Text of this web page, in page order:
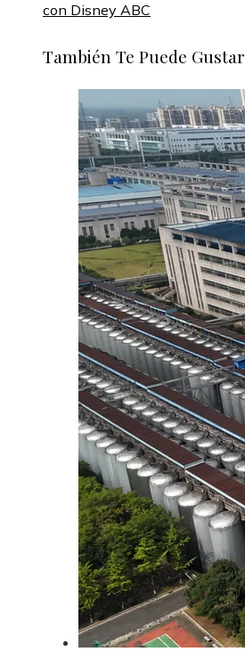
con Disney ABC
También Te Puede Gustar